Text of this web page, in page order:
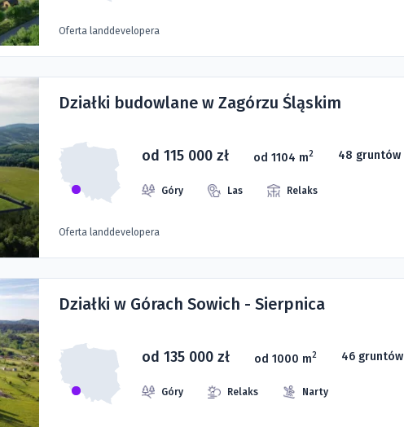
Oferta landdevelopera
Działki budowlane w Zagórzu Śląskim
od 115 000 zł od 1104 m2 48 gruntów
Góry Las Relaks
Oferta landdevelopera
Działki w Górach Sowich - Sierpnica
od 135 000 zł od 1000 m2 46 gruntów
Góry Relaks Narty